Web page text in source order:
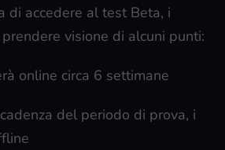
di accedere al test Beta, i
visione di alcuni punti:
online circa 6 settimane
del periodo di prova, i